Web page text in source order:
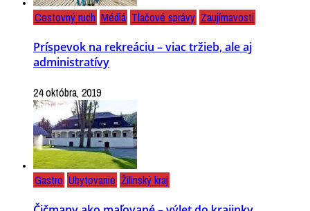
Cestovný ruch Médiá Tlačové správy Zaujímavosti
Príspevok na rekreáciu – viac tržieb, ale aj
administratívy
24 októbra, 2019
Gastro Ubytovanie Žilinský kraj